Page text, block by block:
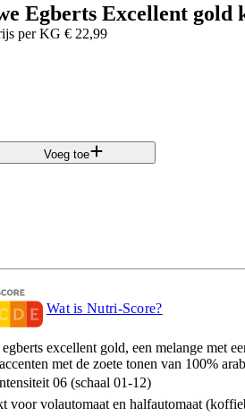
Egberts Excellent gold
per KG € 22,99
Voeg toe
Wat is Nutri-Score?
excellent gold, een melange met
met de zoete tonen van 100%
06 (schaal 01-12)
voor volautomaat en halfautomaat